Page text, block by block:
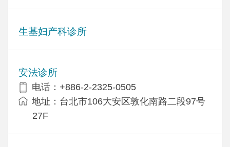
生基妇产科诊所
安法诊所
电话：+886-2-2325-0505
地址：台北市106大安区敦化南路二段97号
27F